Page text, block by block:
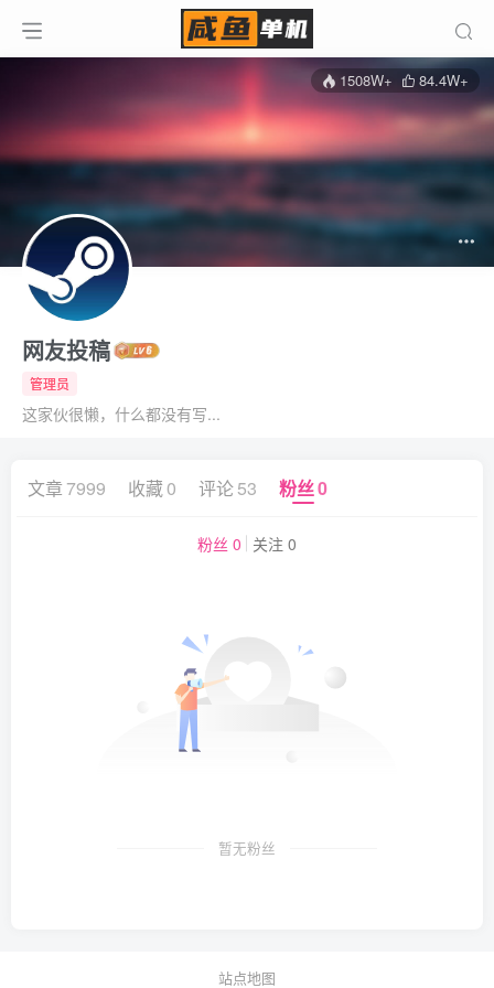
1508W+ 84.4W+
网友投稿
管理员
这家伙很懒，什么都没有写...
文章 7999 收藏0 评论53 粉丝0
粉丝 0 关注 0
暂无粉丝
站点地图